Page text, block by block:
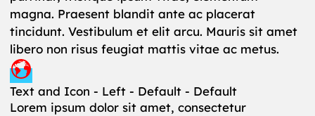
magna. Praesent blandit ante ac placerat
tincidunt. Vestibulum et elit arcu. Mauris sit amet
libero non risus feugiat mattis vitae ac metus.
Text and Icon - Left - Default - Default
Lorem ipsum dolor sit amet, consectetur